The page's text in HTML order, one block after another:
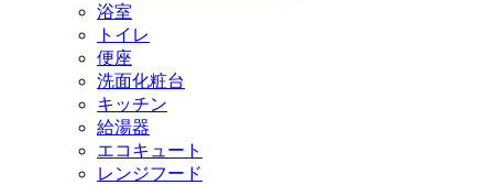
浴室
トイレ
便座
洗面化粧台
キッチン
給湯器
エコキュート
レンジフード